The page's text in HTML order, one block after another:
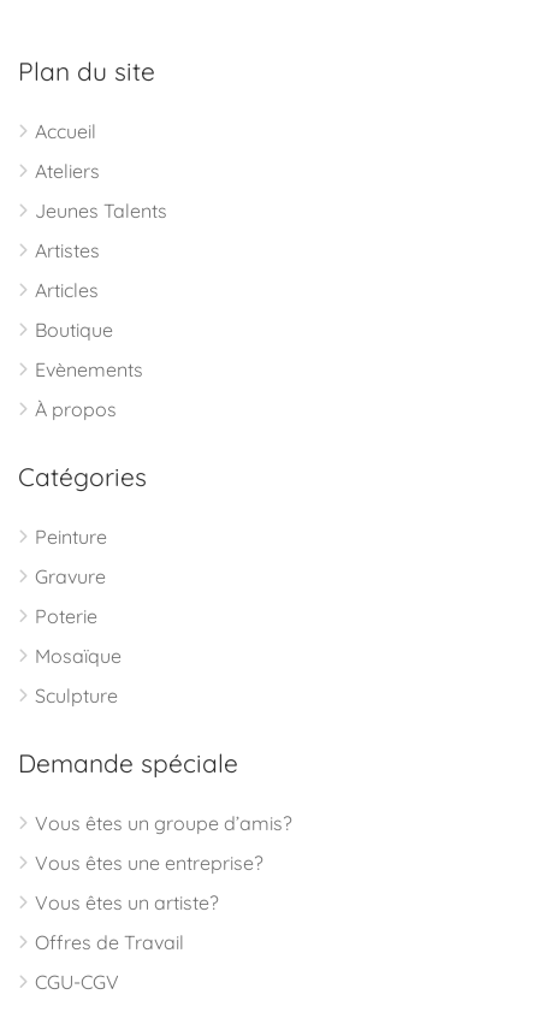
Plan du site
Accueil
Ateliers
Jeunes Talents
Artistes
Articles
Boutique
Evènements
À propos
Catégories
Peinture
Gravure
Poterie
Mosaïque
Sculpture
Demande spéciale
Vous êtes un groupe d’amis?
Vous êtes une entreprise?
Vous êtes un artiste?
Offres de Travail
CGU-CGV